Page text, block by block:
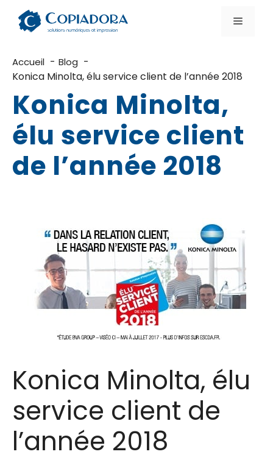
contenu
Menu
Accueil Blog
Konica Minolta, élu service client de l’année 2018
Konica Minolta,
élu service client
de l’année 2018
Konica Minolta, élu
service client de
l’année 2018